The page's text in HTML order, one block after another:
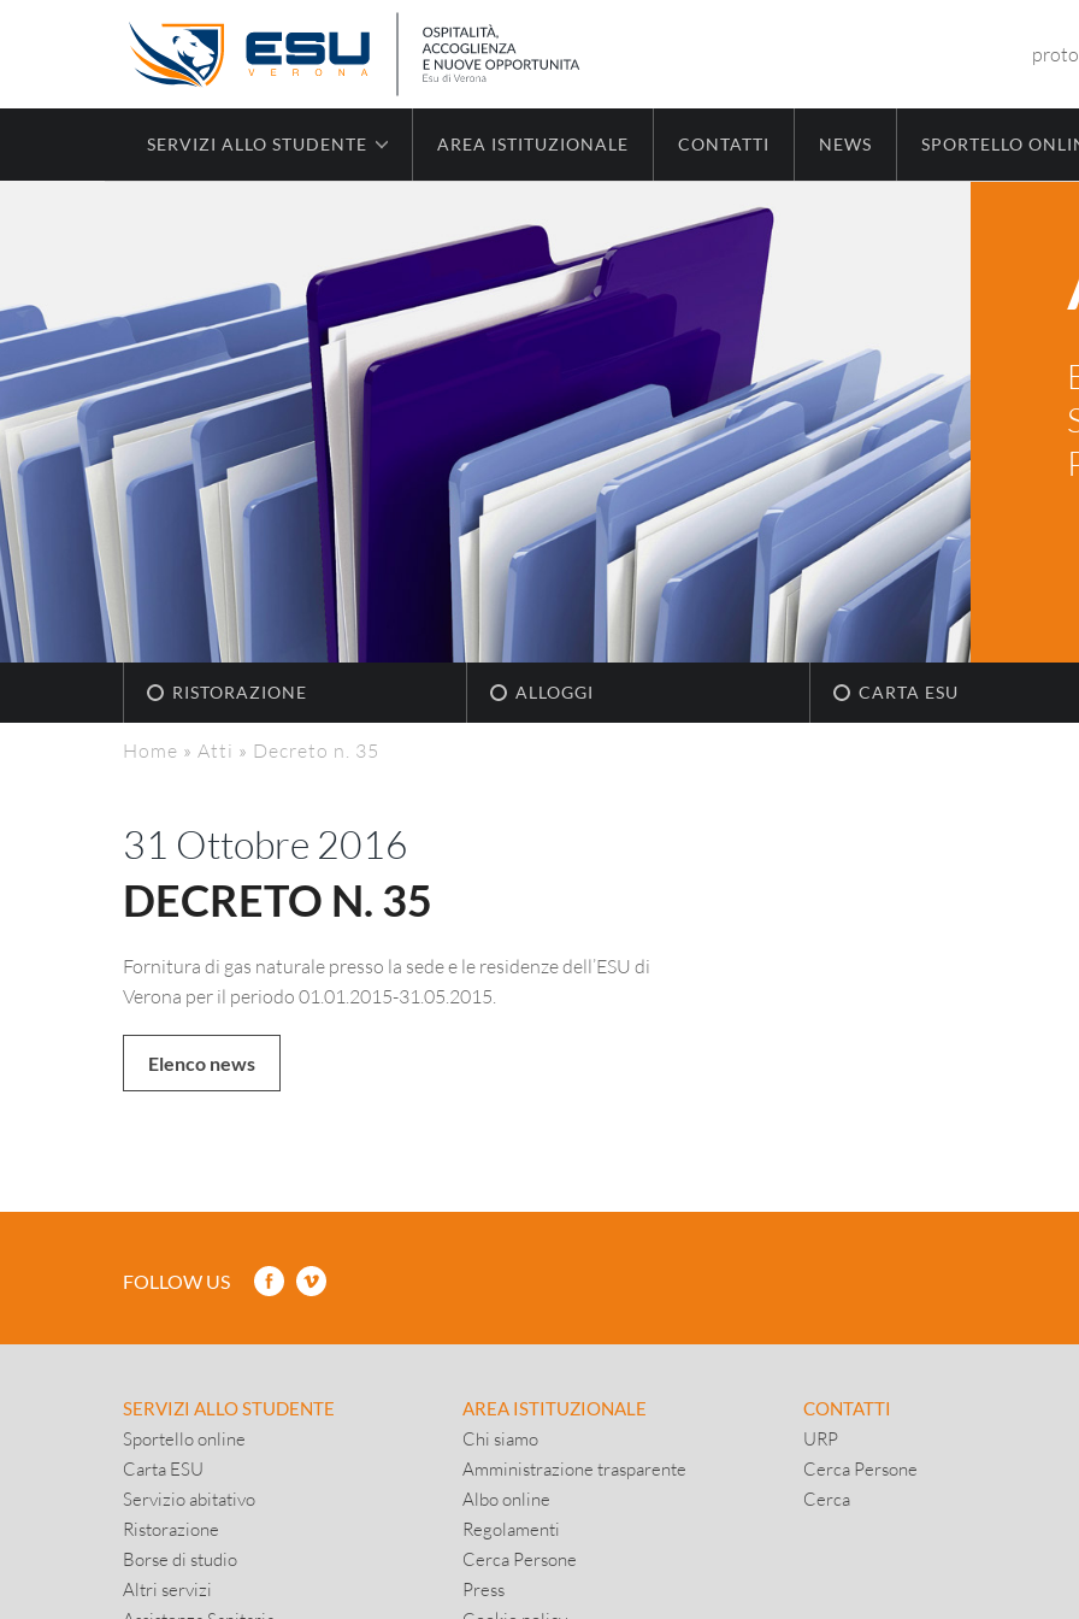
SERVIZI ALLO STUDENTE AREA ISTITUZIONALE CONTATTI NEWS SPORTELLO
RISTORAZIONE ALLOGGI CARTA ESU
Home » Atti » Decreto n. 35
31 Ottobre 2016
DECRETO N. 35
Fornitura di gas naturale presso la sede e le residenze dell’ESU di
Verona per il periodo 01.01.2015-31.05.2015.
Elenco news
FOLLOW US
SERVIZI ALLO STUDENTE
Sportello online
Carta ESU
Servizio abitativo
Ristorazione
Borse di studio
Altri servizi
AREA ISTITUZIONALE
Chi siamo
Amministrazione trasparente
Albo online
Regolamenti
Cerca Persone
Press
CONTATTI
URP
Cerca Persone
Cerca